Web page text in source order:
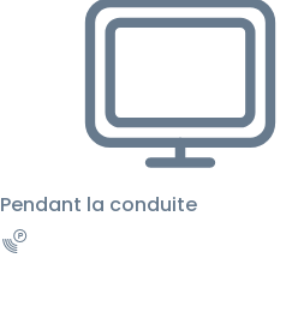
Pendant la conduite